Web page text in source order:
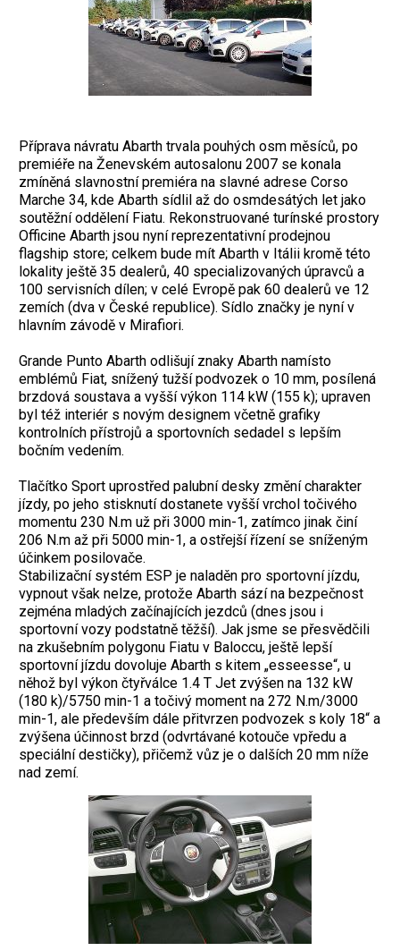
Příprava návratu Abarth trvala pouhých osm měsíců, po
premiéře na Ženevském autosalonu 2007 se konala
zmíněná slavnostní premiéra na slavné adrese Corso
Marche 34, kde Abarth sídlil až do osmdesátých let jako
soutěžní oddělení Fiatu. Rekonstruované turínské prostory
Officine Abarth jsou nyní reprezentativní prodejnou
flagship store; celkem bude mít Abarth v Itálii kromě této
lokality ještě 35 dealerů, 40 specializovaných úpravců a
100 servisních dílen; v celé Evropě pak 60 dealerů ve 12
zemích (dva v České republice). Sídlo značky je nyní v
hlavním závodě v Mirafiori.
Grande Punto Abarth odlišují znaky Abarth namísto
emblémů Fiat, snížený tužší podvozek o 10 mm, posílená
brzdová soustava a vyšší výkon 114 kW (155 k); upraven
byl též interiér s novým designem včetně grafiky
kontrolních přístrojů a sportovních sedadel s lepším
bočním vedením.
Tlačítko Sport uprostřed palubní desky změní charakter
jízdy, po jeho stisknutí dostanete vyšší vrchol točivého
momentu 230 N.m už při 3000 min-1, zatímco jinak činí
206 N.m až při 5000 min-1, a ostřejší řízení se sníženým
účinkem posilovače.
Stabilizační systém ESP je naladěn pro sportovní jízdu,
vypnout však nelze, protože Abarth sází na bezpečnost
zejména mladých začínajících jezdců (dnes jsou i
sportovní vozy podstatně těžší). Jak jsme se přesvědčili
na zkušebním polygonu Fiatu v Baloccu, ještě lepší
sportovní jízdu dovoluje Abarth s kitem „esseesse“, u
něhož byl výkon čtyřválce 1.4 T Jet zvýšen na 132 kW
(180 k)/5750 min-1 a točivý moment na 272 N.m/3000
min-1, ale především dále přitvrzen podvozek s koly 18“ a
zvýšena účinnost brzd (odvrtávané kotouče vpředu a
speciální destičky), přičemž vůz je o dalších 20 mm níže
nad zemí.